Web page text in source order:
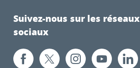
Suivez-nous sur les réseaux
sociaux